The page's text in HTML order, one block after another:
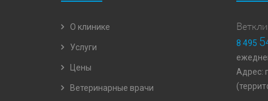
О клинике
Услуги
Цены
Ветеринарные врачи
8 495
Адрес: